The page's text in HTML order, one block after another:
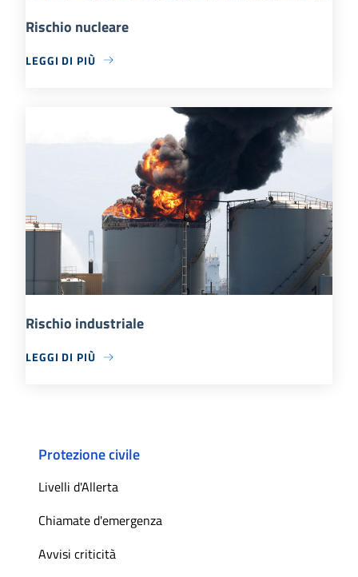
Rischio nucleare
LEGGI DI PIÙ
Rischio industriale
LEGGI DI PIÙ
Protezione civile
Livelli d'Allerta
Chiamate d'emergenza
Avvisi criticità